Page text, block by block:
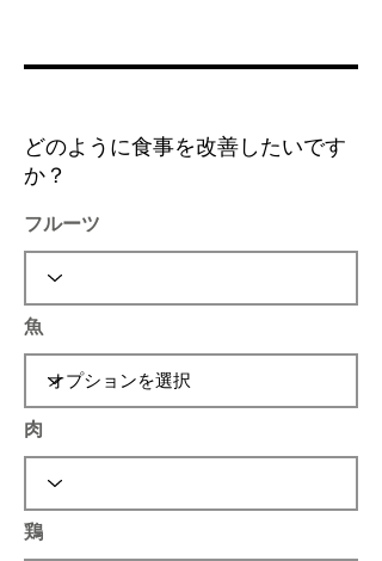
どのように食事を改善したいです
か？
フルーツ
魚
肉
鶏